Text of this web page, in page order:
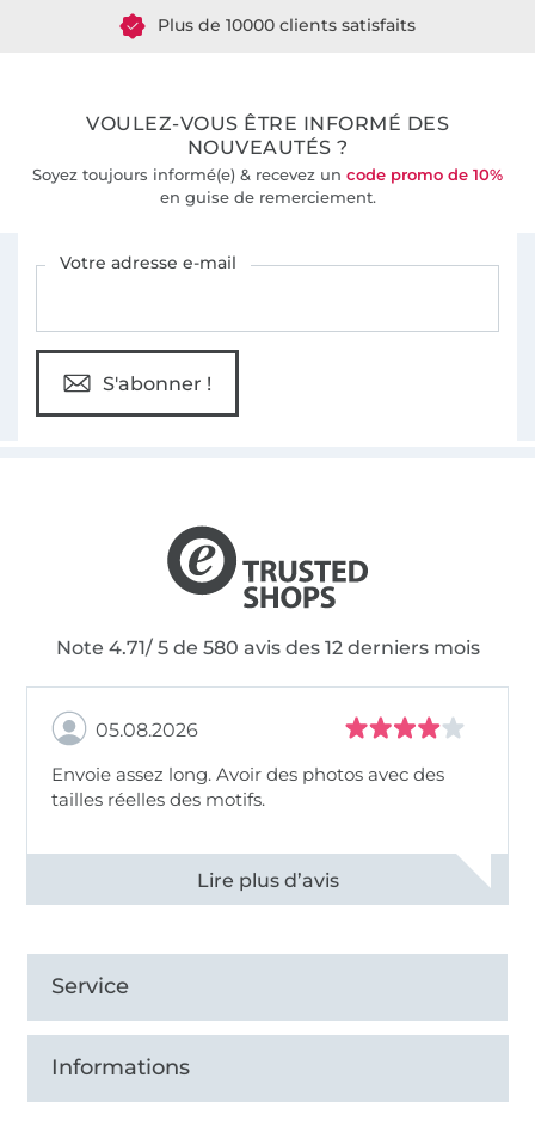
VOULEZ-VOUS ÊTRE INFORMÉ DES
NOUVEAUTÉS ?
Soyez toujours informé(e) & recevez un code promo de 10%
en guise de remerciement.
Votre adresse e-mail
S'abonner !
Note 4.71/ 5 de 580 avis des 12 derniers mois
05.08.2026
Envoie assez long. Avoir des photos avec des
tailles réelles des motifs.
Voir tous les 11495 commentaires
Service
Informations